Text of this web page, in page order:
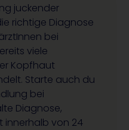
juckender
richtige Diagnose
bei
viele
Kopfhaut
Starte auch du
bei
Diagnose,
innerhalb von 24